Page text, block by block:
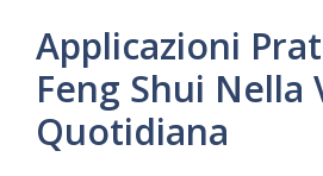
Applicazioni
Feng Shui Nella
Quotidiana